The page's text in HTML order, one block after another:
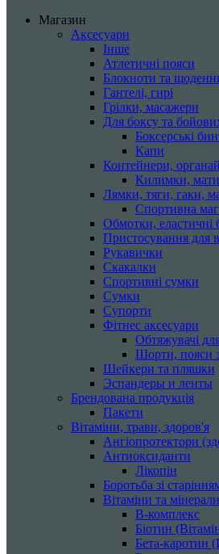
Магазин
Аксесуари
Інше
Атлетичні пояси
Блокноти та
Гантелі, гирі
Грілки, масажери
Для боксу та
Боксерські
Капи
Контейнери,
Килимки, мати
Лямки, тяги, гаки,
Спортивна
Обмотки, еластичні
Пристосування для
Рукавички
Скакалки
Спортивні сумки
Сумки
Супорти
Фітнес аксесуари
Обтяжувачі
Шорти, пояси
Шейкери та пляшки
Эспандеры и ленты
Брендована продукція
Пакети
Вітаміни, трави, здоров'я
Ангіопротектори
Антиоксиданти
Лікопін
Боротьба зі
Вітаміни та мінерали
B-комплекс
Біотин
Бета-каротин